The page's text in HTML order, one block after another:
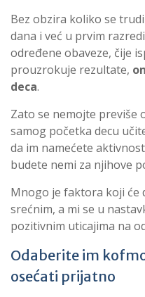
Bez obzira koliko se
dana i već u prvim
određene obaveze, čije
prouzrokuje rezultate,
deca.
Zato se nemojte previše
samog početka decu
da im namećete
budete nemi za njihove
Mnogo je faktora koji će
srećnim, a mi se u
pozitivnim uticajima na
Odaberite im
osećati prijatno